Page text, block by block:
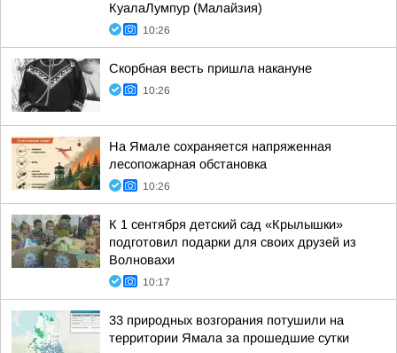
КуалаЛумпур (Малайзия)
10:26
Скорбная весть пришла накануне
10:26
На Ямале сохраняется напряженная
лесопожарная обстановка
10:26
К 1 сентября детский сад «Крылышки»
подготовил подарки для своих друзей из
Волновахи
10:17
33 природных возгорания потушили на
территории Ямала за прошедшие сутки